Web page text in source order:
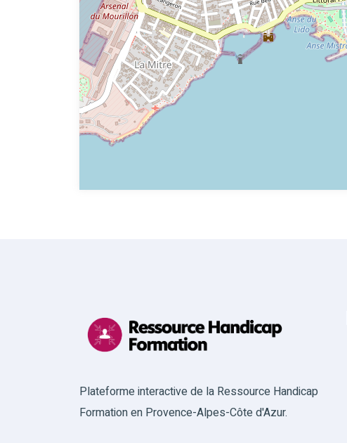
Plateforme interactive de la Ressource Handicap
Formation en Provence-Alpes-Côte d'Azur.